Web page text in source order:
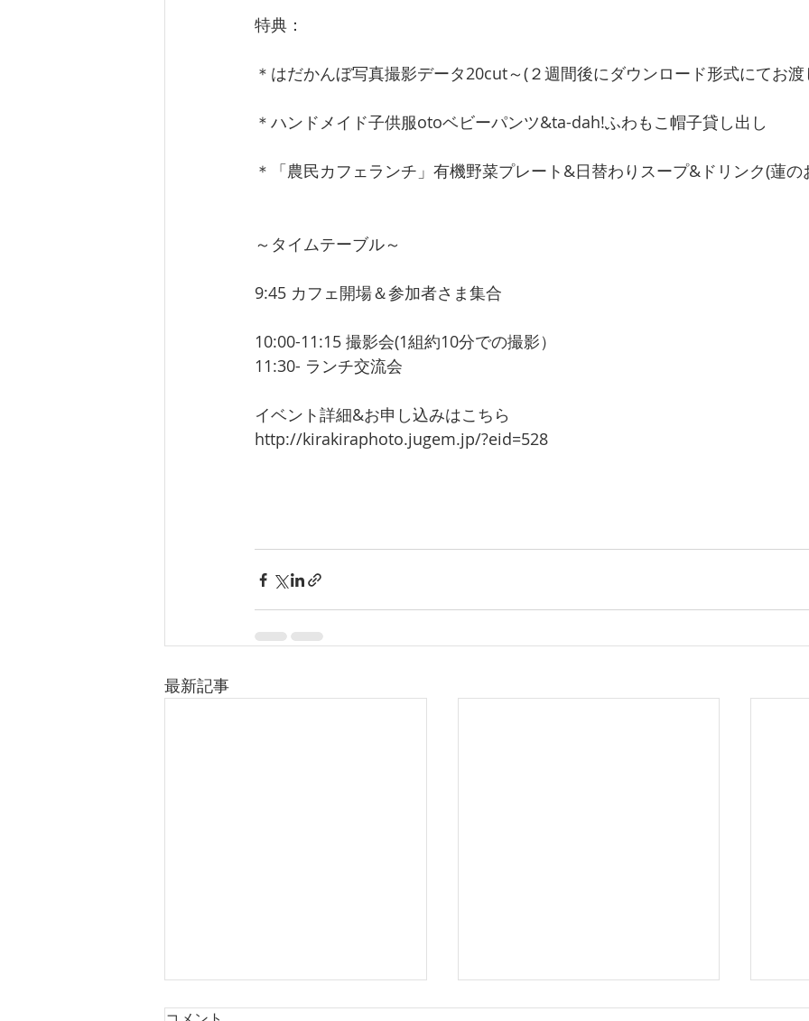
特典：
＊はだかんぼ写真撮影データ20cut～(２週間後にダウンロード形式にてお渡
＊ハンドメイド子供服otoベビーパンツ&ta-dah!ふわもこ帽子貸し出し
＊「農民カフェランチ」有機野菜プレート&日替わりスープ&ドリンク(蓮の
～タイムテーブル～
9:45 カフェ開場＆参加者さま集合
10:00-11:15 撮影会(1組約10分での撮影）
11:30- ランチ交流会
イベント詳細&お申し込みはこちら
http://kirakiraphoto.jugem.jp/?eid=528
最新記事